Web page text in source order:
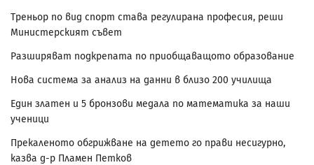
Треньор по вид спорт става регулирана професия, реши
Министерският съвет
Разширяват подкрепата по приобщаващото образование
Нова система за анализ на данни в близо 200 училища
Един златен и 5 бронзови медала по математика за наши
ученици
Прекаленото обгрижване на детето го прави несигурно,
казва д-р Пламен Петков